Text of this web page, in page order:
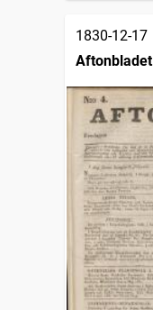
1830-12-17
Aftonbladet